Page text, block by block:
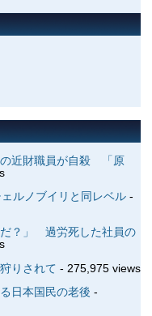
の近財職員が自殺 「原
ルノブイリと同レベル-
だ？」 過労死した社員の
りされて - 275,975 views
日本国民の老後 -